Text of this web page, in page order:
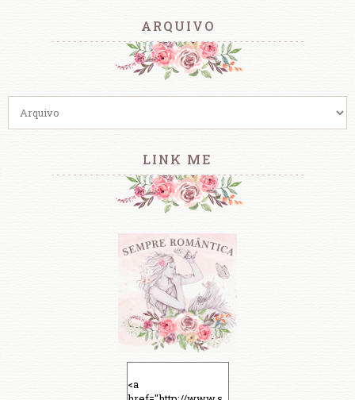
ARQUIVO
LINK ME